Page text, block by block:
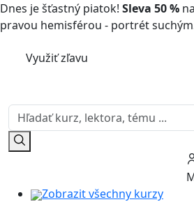
Dnes je šťastný piatok! Sleva 50 %
pravou hemisférou - portrét
Využiť zľavu
Zobrazit všechny kurzy